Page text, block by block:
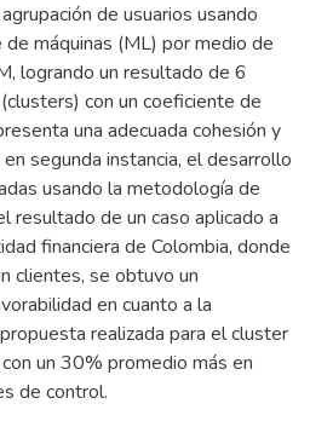
de usuarios usando
máquinas (ML) por medio de
logrando un resultado de 6
con un coeficiente de
una adecuada cohesión y
segunda instancia, el desarrollo
usando la metodología de
resultado de un caso aplicado a
financiera de Colombia, donde
clientes, se obtuvo un
en cuanto a la
realizada para el cluster
un 30% promedio más en
de control.